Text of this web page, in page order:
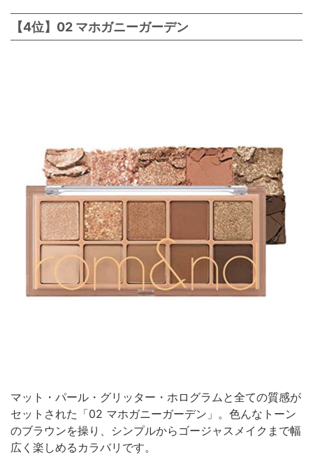
【4位】02 マホガニーガーデン
マット・パール・グリッター・ホログラムと全ての質感が
セットされた「02 マホガニーガーデン」。色んなトーン
のブラウンを操り、シンプルからゴージャスメイクまで幅
広く楽しめるカラバリです。